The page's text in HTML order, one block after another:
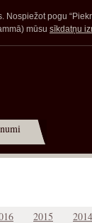
pogu
mūsu sīkdatņu
2015 2014